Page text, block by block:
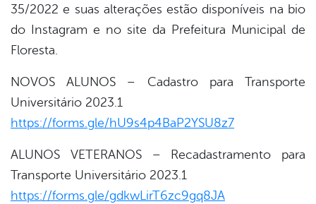
35/2022 e suas alterações estão disponíveis na bio
do Instagram e no site da Prefeitura Municipal de
Floresta.
NOVOS ALUNOS – Cadastro para Transporte
Universitário 2023.1
https://forms.gle/hU9s4p4BaP2YSU8z7
ALUNOS VETERANOS – Recadastramento para
Transporte Universitário 2023.1
https://forms.gle/gdkwLirT6zc9gq8JA